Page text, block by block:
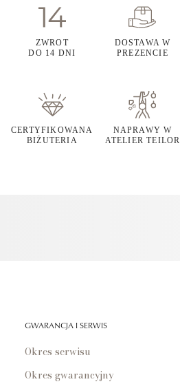
ZWROT
DO 14 DNI
DOSTAWA W
PREZENCIE
CERTYFIKOWANA
BIŻUTERIA
NAPRAWY W
ATELIER TEILOR
GWARANCJA I SERWIS
Okres serwisu
Okres gwarancyjny